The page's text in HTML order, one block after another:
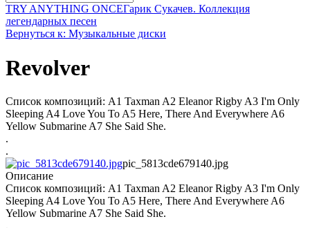
TRY ANYTHING ONCEГарик Сукачев. Коллекция
легендарных песен
Вернуться к: Музыкальные диски
Revolver
Список композиций: A1 Taxman A2 Eleanor Rigby A3 I'm Only
Sleeping A4 Love You To A5 Here, There And Everywhere A6
Yellow Submarine A7 She Said She.
.
.
pic_5813cde679140.jpg
Описание
Список композиций: A1 Taxman A2 Eleanor Rigby A3 I'm Only
Sleeping A4 Love You To A5 Here, There And Everywhere A6
Yellow Submarine A7 She Said She.